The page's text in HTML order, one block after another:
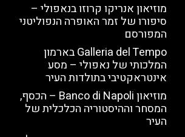
מוזיאון אנריקו קרוזו בנאפולי –
סיפורו של זמר האופרה הנפוליטני
המפורסם
Galleria del Tempo בארמון
המלכותי של נאפולי – מסע
אינטראקטיבי בתולדות העיר
מוזיאון Banco di Napoli – הכסף,
המסחר וההיסטוריה הכלכלית של
העיר